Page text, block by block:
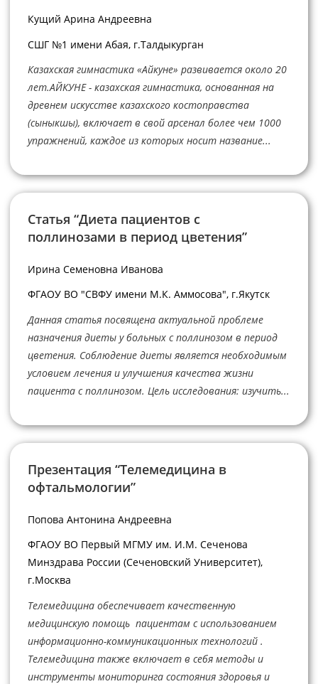
Кущий Арина Андреевна
СШГ №1 имени Абая, г.Талдыкурган
Казахская гимнастика «Айкуне» развивается около 20
лет.АЙКУНЕ - казахская гимнастика, основанная на
древнем искусстве казахского костоправства
(сыныкшы), включает в свой арсенал более чем 1000
упражнений, каждое из которых носит название...
Статья “Диета пациентов с
поллинозами в период цветения”
Ирина Семеновна Иванова
ФГАОУ ВО "СВФУ имени М.К. Аммосова", г.Якутск
Данная статья посвящена актуальной проблеме
назначения диеты у больных с поллинозом в период
цветения. Соблюдение диеты является необходимым
условием лечения и улучшения качества жизни
пациента с поллинозом. Цель исследования: изучить...
Презентация “Телемедицина в
офтальмологии”
Попова Антонина Андреевна
ФГАОУ ВО Первый МГМУ им. И.М. Сеченова
Минздрава России (Сеченовский Университет),
г.Москва
Телемедицина обеспечивает качественную
медицинскую помощь пациентам с использованием
информационно-коммуникационных технологий .
Телемедицина также включает в себя методы и
инструменты мониторинга состояния здоровья и